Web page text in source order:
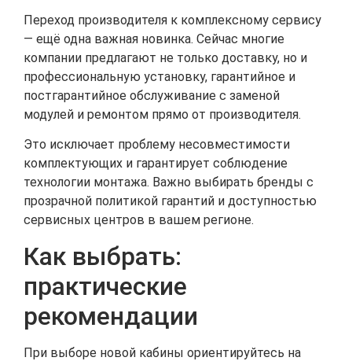
Переход производителя к комплексному сервису
— ещё одна важная новинка. Сейчас многие
компании предлагают не только доставку, но и
профессиональную установку, гарантийное и
постгарантийное обслуживание с заменой
модулей и ремонтом прямо от производителя.
Это исключает проблему несовместимости
комплектующих и гарантирует соблюдение
технологии монтажа. Важно выбирать бренды с
прозрачной политикой гарантий и доступностью
сервисных центров в вашем регионе.
Как выбрать:
практические
рекомендации
При выборе новой кабины ориентируйтесь на